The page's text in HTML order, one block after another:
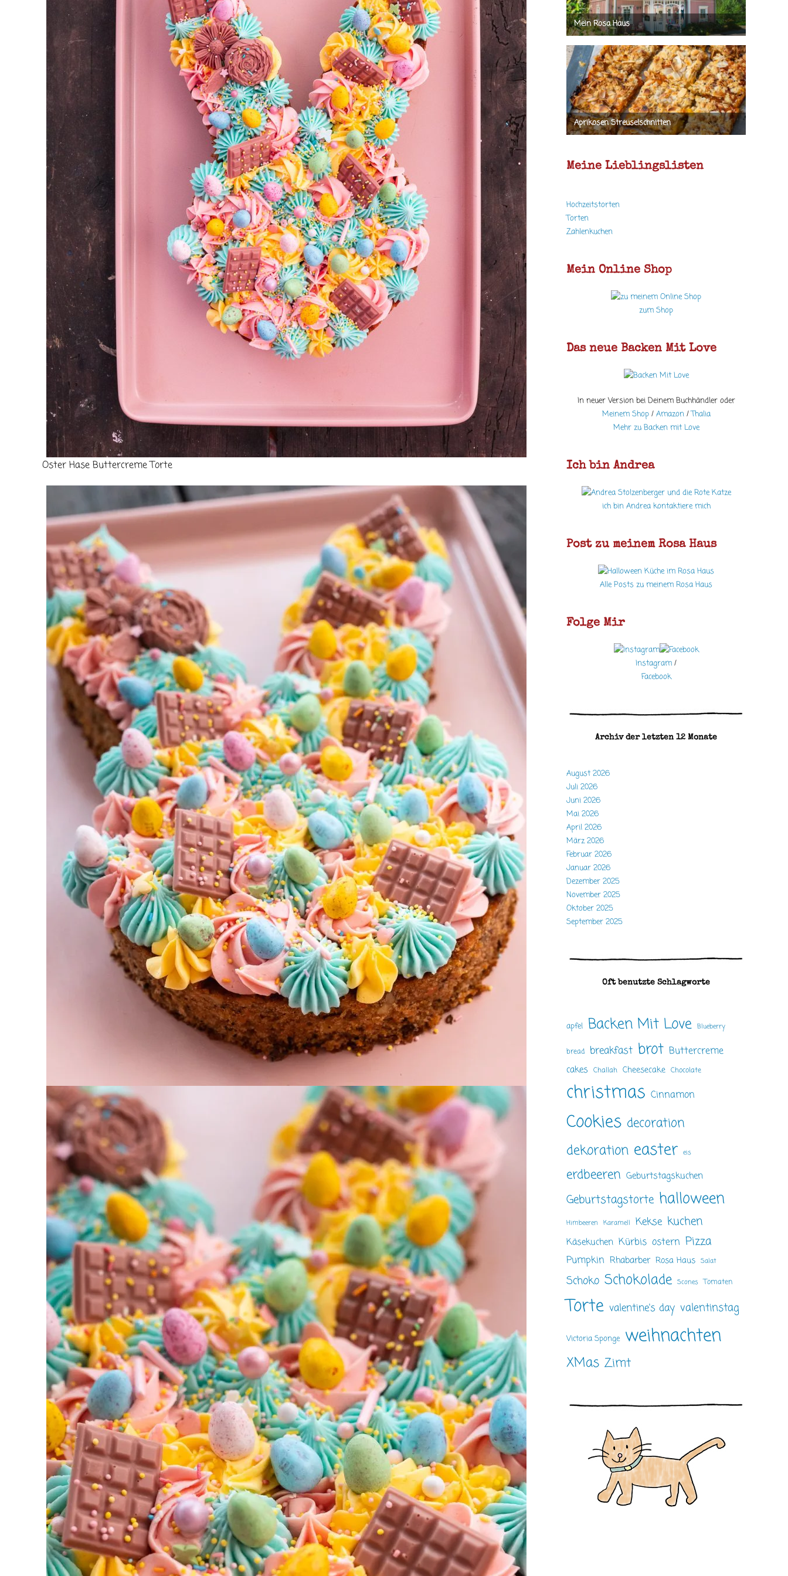
Oster Hase Buttercreme Torte
Meine Lieblingslisten
Hochzeitstorten
Torten
Zahlenkuchen
Mein Online Shop
zum Shop
Das neue Backen Mit Love
In neuer Version bei Deinem Buchhändler oder
Meinem Shop/ Amazon/Thalia
Mehr zu Backen mit Love
Ich bin Andrea
ich bin Andrea kontaktiere mich
Post zu meinem Rosa Haus
Alle Posts zu meinem Rosa Haus
Folge Mir
Instagram /
Facebook
Archiv der letzten 12 Monate
August 2026
Juli 2026
Juni 2026
Mai 2026
April 2026
März 2026
Februar 2026
Januar 2026
Dezember 2025
November 2025
Oktober 2025
September 2025
Oft benutzte Schlagworte
apfel Backen Mit Love Blueberry
bread breakfast brot Buttercreme
cakes Challah Cheesecake Chocolate
christmas Cinnamon
Cookies decoration
dekoration easter eis
erdbeeren Geburtstagskuchen
Geburtstagstorte halloween
Himbeeren Karamell Kekse kuchen
Käsekuchen Kürbis ostern Pizza
Pumpkin Rhabarber Rosa Haus Salat
Schoko Schokolade Scones Tomaten
Torte valentine's day valentinstag
Victoria Sponge weihnachten
XMas Zimt